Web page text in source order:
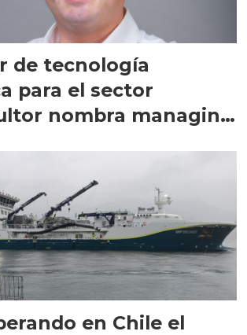
de tecnología
para el sector
nombra managing
en Chile el